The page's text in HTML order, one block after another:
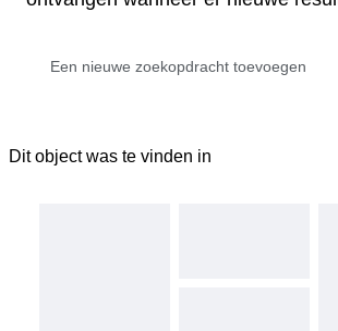
Dit object was te vinden in